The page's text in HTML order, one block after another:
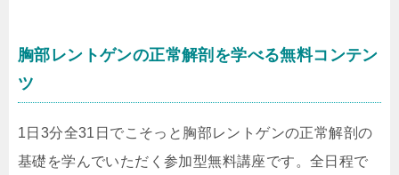
胸部レントゲンの正常解剖を学べる無料コンテン
ツ
1日3分全31日でこそっと胸部レントゲンの正常解剖の
基礎を学んでいただく参加型無料講座です。全日程で